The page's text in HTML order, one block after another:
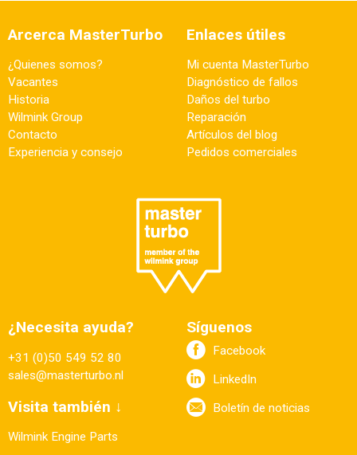
Arcerca MasterTurbo
¿Quienes somos?
Vacantes
Historia
Wilmink Group
Contacto
Experiencia y consejo
Enlaces útiles
Mi cuenta MasterTurbo
Diagnóstico de fallos
Daños del turbo
Reparación
Artículos del blog
Pedidos comerciales
¿Necesita ayuda?
+31 (0)50 549 52 80
sales@masterturbo.nl
Visita también ↓
Wilmink Engine Parts
Síguenos
Facebook
LinkedIn
Boletín de noticias